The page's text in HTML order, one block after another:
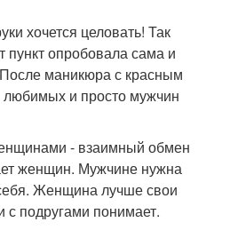
хочется целовать! Так
пункт опробовала сама и
маникюра с красным
и просто мужчин
- взаимный обмен
женщин. Мужчине нужна
Женщина лучше свои
подругами понимает.